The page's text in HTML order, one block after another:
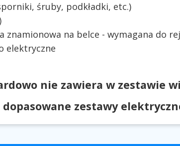
śruby, podkładki, etc.)
znamionowa na belce - wymagana do
elektryczne
nie zawiera w zestawie
zestawy